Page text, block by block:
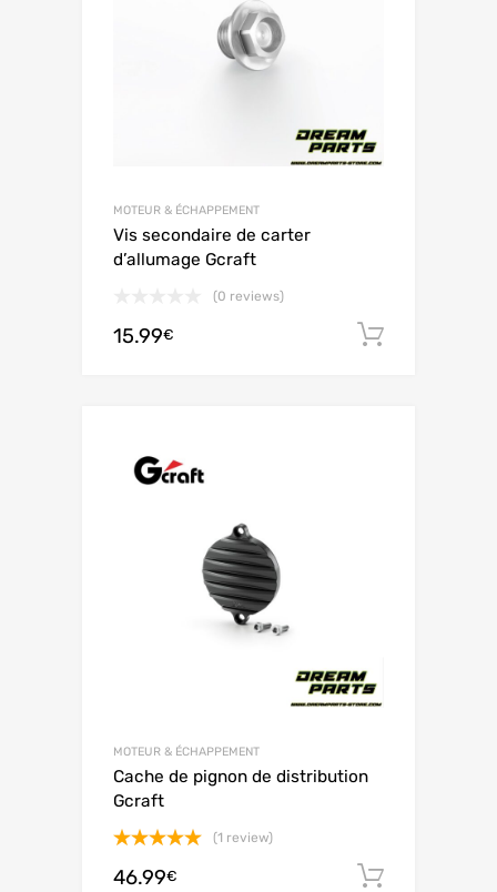
MOTEUR & ÉCHAPPEMENT
Vis secondaire de carter
d’allumage Gcraft
(0 reviews)
15.99€
MOTEUR & ÉCHAPPEMENT
Cache de pignon de distribution
Gcraft
sur 5
(1 review)
46.99€